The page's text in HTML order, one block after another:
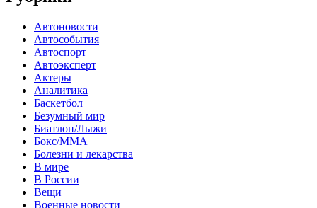
Автоновости
Автособытия
Автоспорт
Автоэксперт
Актеры
Аналитика
Баскетбол
Безумный мир
Биатлон/Лыжи
Бокс/MMA
Болезни и лекарства
В мире
В России
Вещи
Военные новости